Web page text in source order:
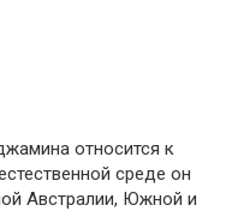
относится к
среде он
Австралии, Южной и